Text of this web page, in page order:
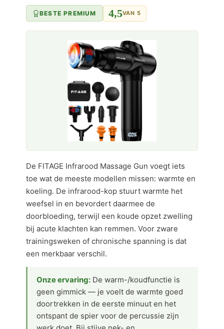
BESTE PREMIUM 4,5VAN 5
De FITAGE Infrarood Massage Gun voegt iets
toe wat de meeste modellen missen: warmte en
koeling. De infrarood-kop stuurt warmte het
weefsel in en bevordert daarmee de
doorbloeding, terwijl een koude opzet zwelling
bij acute klachten kan remmen. Voor zware
trainingsweken of chronische spanning is dat
een merkbaar verschil.
Onze ervaring: De warm-/koudfunctie is
geen gimmick — je voelt de warmte goed
doortrekken in de eerste minuut en het
ontspant de spier voor de percussie zijn